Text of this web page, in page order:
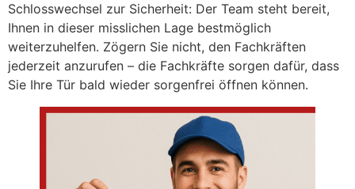
Schlosswechsel zur Sicherheit: Der Team steht bereit,
Ihnen in dieser misslichen Lage bestmöglich
weiterzuhelfen. Zögern Sie nicht, den Fachkräften
jederzeit anzurufen – die Fachkräfte sorgen dafür, dass
Sie Ihre Tür bald wieder sorgenfrei öffnen können.